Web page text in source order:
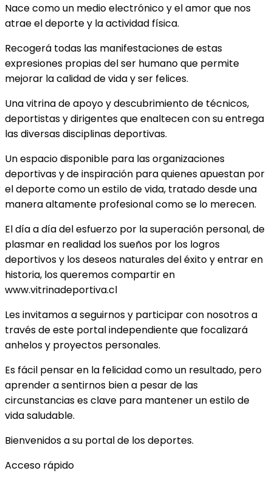
Nace como un medio electrónico y el amor que nos
atrae el deporte y la actividad física.
Recogerá todas las manifestaciones de estas
expresiones propias del ser humano que permite
mejorar la calidad de vida y ser felices.
Una vitrina de apoyo y descubrimiento de técnicos,
deportistas y dirigentes que enaltecen con su entrega
las diversas disciplinas deportivas.
Un espacio disponible para las organizaciones
deportivas y de inspiración para quienes apuestan por
el deporte como un estilo de vida, tratado desde una
manera altamente profesional como se lo merecen.
El día a día del esfuerzo por la superación personal, de
plasmar en realidad los sueños por los logros
deportivos y los deseos naturales del éxito y entrar en
historia, los queremos compartir en
www.vitrinadeportiva.cl
Les invitamos a seguirnos y participar con nosotros a
través de este portal independiente que focalizará
anhelos y proyectos personales.
Es fácil pensar en la felicidad como un resultado, pero
aprender a sentirnos bien a pesar de las
circunstancias es clave para mantener un estilo de
vida saludable.
Bienvenidos a su portal de los deportes.
Acceso rápido